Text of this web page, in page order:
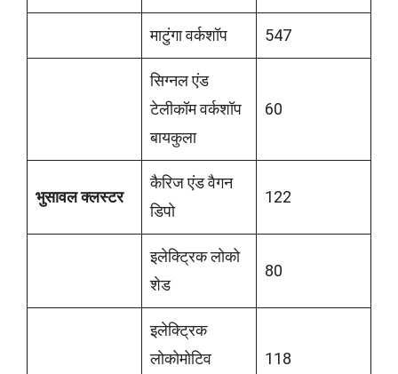
माटुंगा वर्कशॉप 547
सिग्नल एंड
टेलीकॉम वर्कशॉप
बायकुला
60
भुसावल क्लस्टर
कैरिज एंड वैगन
डिपो
122
इलेक्ट्रिक लोको
शेड
80
इलेक्ट्रिक
लोकोमोटिव
118